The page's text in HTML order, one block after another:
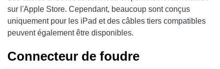
sur l'Apple Store. Cependant, beaucoup sont conçus
uniquement pour les iPad et des câbles tiers compatibles
peuvent également être disponibles.
Connecteur de foudre